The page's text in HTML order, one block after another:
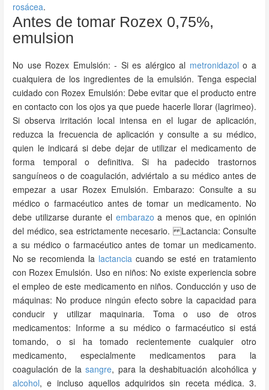
rosácea.
Antes de tomar Rozex 0,75%,
emulsion
No use Rozex Emulsión: - Si es alérgico al metronidazol o a
cualquiera de los ingredientes de la emulsión. Tenga especial
cuidado con Rozex Emulsión: Debe evitar que el producto entre
en contacto con los ojos ya que puede hacerle llorar (lagrimeo).
Si observa irritación local intensa en el lugar de aplicación,
reduzca la frecuencia de aplicación y consulte a su médico,
quien le indicará si debe dejar de utilizar el medicamento de
forma temporal o definitiva. Si ha padecido trastornos
sanguíneos o de coagulación, adviértalo a su médico antes de
empezar a usar Rozex Emulsión. Embarazo: Consulte a su
médico o farmacéutico antes de tomar un medicamento. No
debe utilizarse durante el embarazo a menos que, en opinión
del médico, sea estrictamente necesario. Lactancia: Consulte
a su médico o farmacéutico antes de tomar un medicamento.
No se recomienda la lactancia cuando se esté en tratamiento
con Rozex Emulsión. Uso en niños: No existe experiencia sobre
el empleo de este medicamento en niños. Conducción y uso de
máquinas: No produce ningún efecto sobre la capacidad para
conducir y utilizar maquinaria. Toma o uso de otros
medicamentos: Informe a su médico o farmacéutico si está
tomando, o si ha tomado recientemente cualquier otro
medicamento, especialmente medicamentos para la
coagulación de lasangre, para la deshabituación alcohólica y
alcohol, e incluso aquellos adquiridos sin receta médica. 3.